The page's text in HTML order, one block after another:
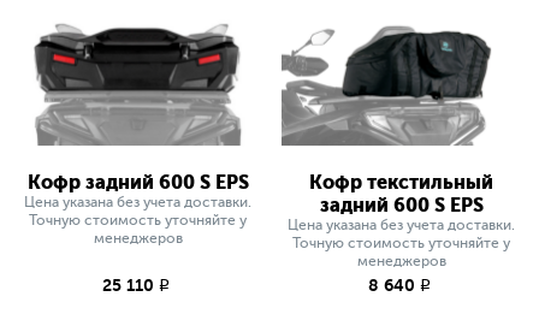
Кофр задний 600 S EPS
Цена указана без учета доставки.
Точную стоимость уточняйте у
менеджеров
25 110 q
Кофр текстильный
задний 600 S EPS
Цена указана без учета доставки.
Точную стоимость уточняйте у
менеджеров
8 640 q